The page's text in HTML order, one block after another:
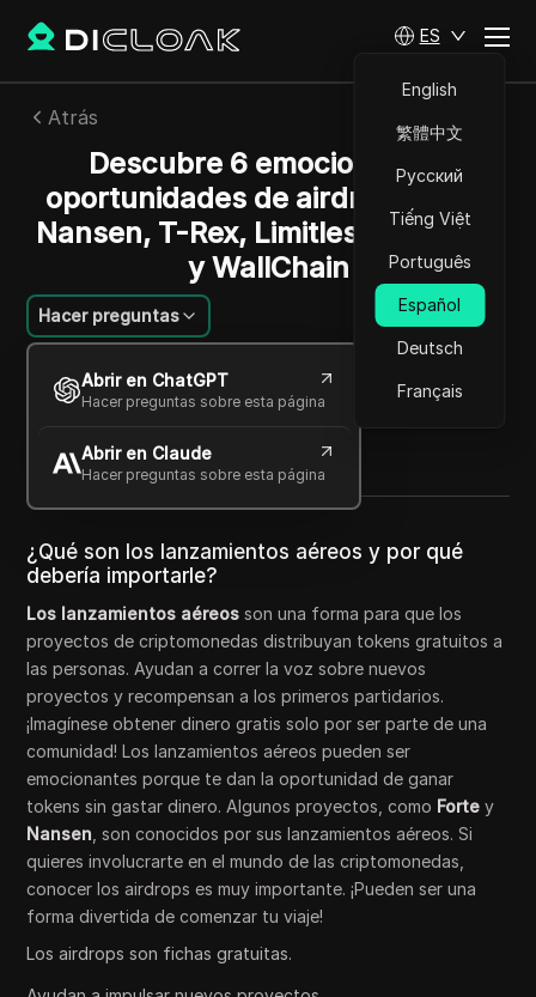
ES
English
繁體中文
Русский
Tiếng Việt
Português
Español
Deutsch
Français
Atrás
Descubre 6 emocionantes
oportunidades de airdrop: Forte,
Nansen, T-Rex, Limitless, HeyElsa
y WallChain
Hacer preguntas
Abrir en ChatGPT
Hacer preguntas sobre esta página
Abrir en Claude
Hacer preguntas sobre esta página
Li Minghui
07 oct 2025 3 minuto de lectura
Copy Link
¿Qué son los lanzamientos aéreos y por qué
debería importarle?
Los lanzamientos aéreos son una forma para que los
proyectos de criptomonedas distribuyan tokens gratuitos a
las personas. Ayudan a correr la voz sobre nuevos
proyectos y recompensan a los primeros partidarios.
¡Imagínese obtener dinero gratis solo por ser parte de una
comunidad! Los lanzamientos aéreos pueden ser
emocionantes porque te dan la oportunidad de ganar
tokens sin gastar dinero. Algunos proyectos, como Forte y
Nansen , son conocidos por sus lanzamientos aéreos. Si
quieres involucrarte en el mundo de las criptomonedas,
conocer los airdrops es muy importante. ¡Pueden ser una
forma divertida de comenzar tu viaje!
Los airdrops son fichas gratuitas.